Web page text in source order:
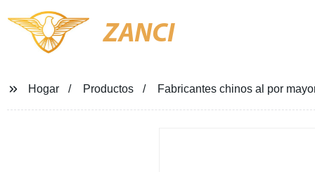
ZANCI
Hogar Productos Fabricantes chinos al por